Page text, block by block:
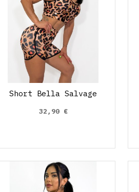
Short Bella Salvage
32,90 €